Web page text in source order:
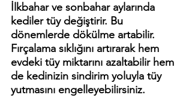
İlkbahar ve sonbahar aylarında
kediler tüy değiştirir. Bu
dönemlerde dökülme artabilir.
Fırçalama sıklığını artırarak hem
evdeki tüy miktarını azaltabilir hem
de kedinizin sindirim yoluyla tüy
yutmasını engelleyebilirsiniz.